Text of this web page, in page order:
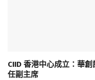
CIID 香港中心成立：華
任副主席